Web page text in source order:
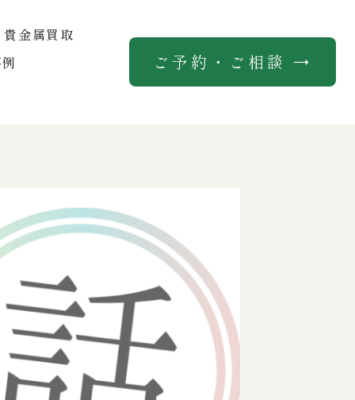
貴金属買取
ご予約・ご相談 →